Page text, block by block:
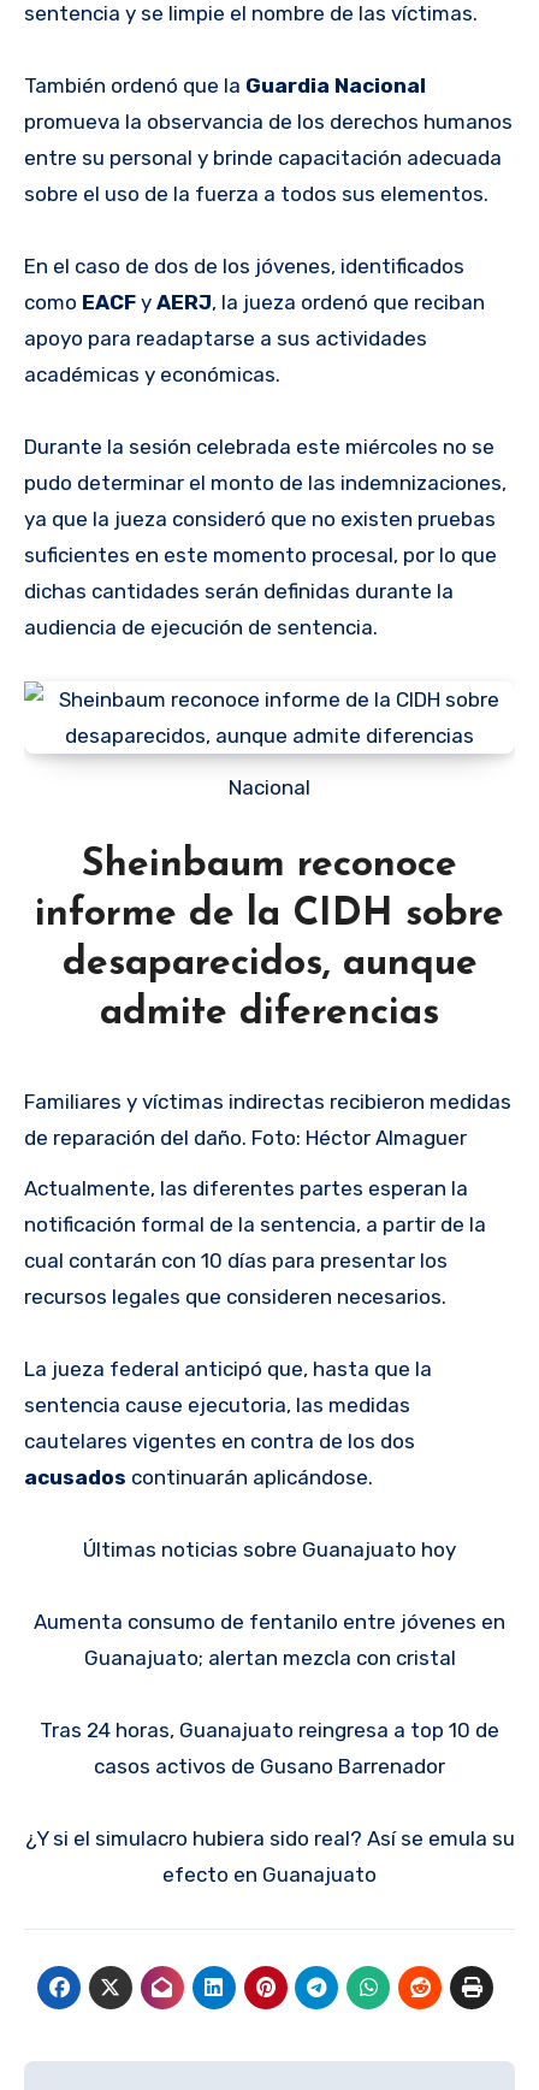
sentencia y se limpie el nombre de las víctimas.
También ordenó que la Guardia Nacional
promueva la observancia de los derechos humanos
entre su personal y brinde capacitación adecuada
sobre el uso de la fuerza a todos sus elementos.
En el caso de dos de los jóvenes, identificados
como EACF y AERJ, la jueza ordenó que reciban
apoyo para readaptarse a sus actividades
académicas y económicas.
Durante la sesión celebrada este miércoles no se
pudo determinar el monto de las indemnizaciones,
ya que la jueza consideró que no existen pruebas
suficientes en este momento procesal, por lo que
dichas cantidades serán definidas durante la
audiencia de ejecución de sentencia.
Nacional
Sheinbaum reconoce
informe de la CIDH sobre
desaparecidos, aunque
admite diferencias
Familiares y víctimas indirectas recibieron medidas
de reparación del daño. Foto: Héctor Almaguer
Actualmente, las diferentes partes esperan la
notificación formal de la sentencia, a partir de la
cual contarán con 10 días para presentar los
recursos legales que consideren necesarios.
La jueza federal anticipó que, hasta que la
sentencia cause ejecutoria, las medidas
cautelares vigentes en contra de los dos
acusados continuarán aplicándose.
Últimas noticias sobre Guanajuato hoy
Aumenta consumo de fentanilo entre jóvenes en
Guanajuato; alertan mezcla con cristal
Tras 24 horas, Guanajuato reingresa a top 10 de
casos activos de Gusano Barrenador
¿Y si el simulacro hubiera sido real? Así se emula su
efecto en Guanajuato